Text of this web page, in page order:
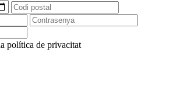
política de privacitat